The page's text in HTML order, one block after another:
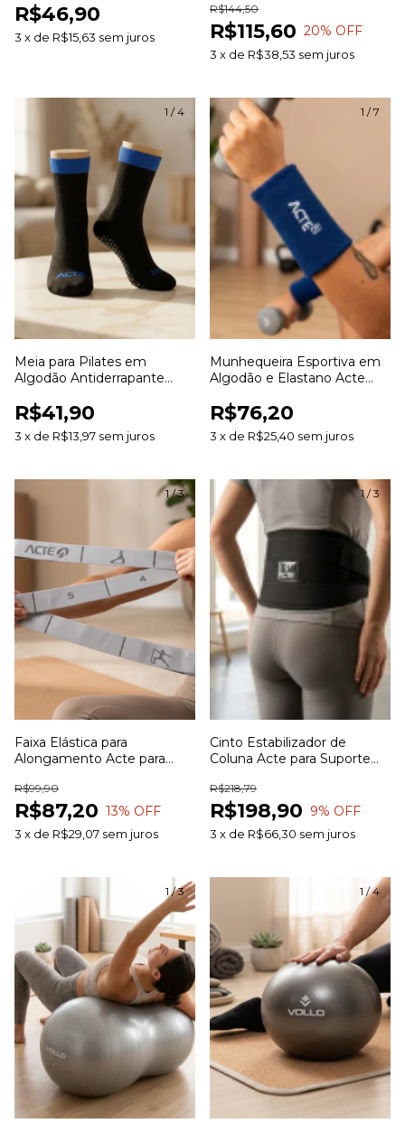
R$46,90
3 x de R$15,63 sem juros R$115,60
R$144,50
20% OFF
3 x de R$38,53 sem juros
1 /4
Meia para Pilates em
Algodão Antiderrapante
Exercícios
R$41,90
3 x de R$13,97 sem juros
1 /7
Munhequeira Esportiva em
Algodão e Elastano Acte
Academia
R$76,20
3 x de R$25,40 sem juros
1/3
Faixa Elástica para
Alongamento Acte para
Exercícios
R$87,20
R$99,90
13% OFF
3 x de R$29,07 sem juros
1/3
Cinto Estabilizador de
Coluna Acte para Suporte
Coluna
R$198,90
R$218,79
9% OFF
3 x de R$66,30 sem juros
1/3 1 /4